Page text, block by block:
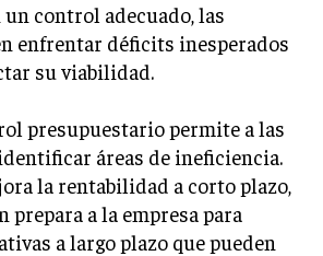
DE PROYECTOS
EMPRESARIAL
Y MEJORA CONTINUA
control adecuado, las
enfrentar déficits inesperados
su viabilidad.
presupuestario permite a las
áreas de ineficiencia.
la rentabilidad a corto plazo,
prepara a la empresa para
a largo plazo que pueden